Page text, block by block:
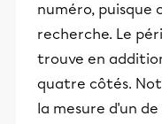
numéro, puisque
recherche. Le
trouve en
quatre côtés.
la mesure d'un